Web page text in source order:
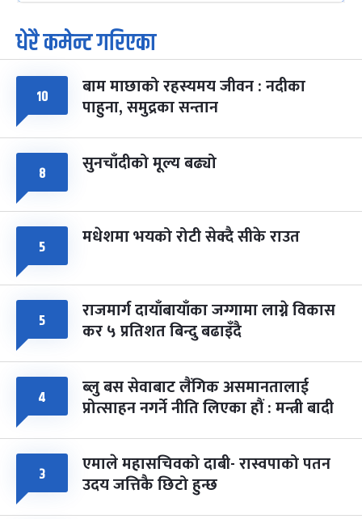
७
आइत
पूर्णिमा व्रत
चैत्र ७, २०८३-Mar 21, 2027
८ फागुपूर्णिमा
चैत्र ८, २०८३-Mar 22, 2027
७ महिना बाँकी
धेरै कमेन्ट गरिएका
१० बाम माछाको रहस्यमय जीवन : नदीका
पाहुना, समुद्रका सन्तान
८ सुनचाँदीको मूल्य बढ्यो
५ मधेशमा भयको रोटी सेक्दै सीके राउत
५ राजमार्ग दायाँबायाँका जग्गामा लाग्ने विकास
कर ५ प्रतिशत बिन्दु बढाइँदै
४ ब्लु बस सेवाबाट लैंगिक असमानतालाई
प्रोत्साहन नगर्ने नीति लिएका हौं : मन्त्री बादी
३ एमाले महासचिवको दाबी- रास्वपाको पतन
उदय जत्तिकै छिटो हुन्छ